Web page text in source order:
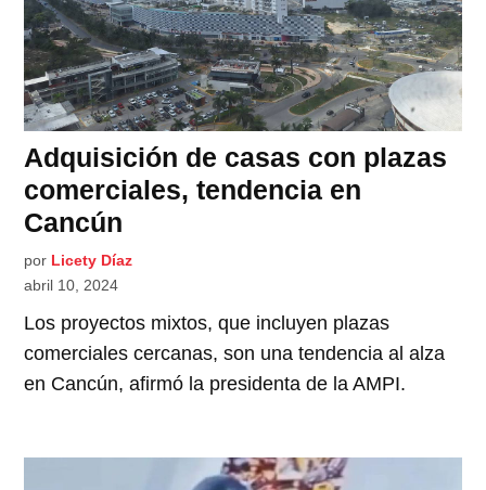
Adquisición de casas con plazas
comerciales, tendencia en
Cancún
por Licety Díaz
abril 10, 2024
Los proyectos mixtos, que incluyen plazas
comerciales cercanas, son una tendencia al alza
en Cancún, afirmó la presidenta de la AMPI.